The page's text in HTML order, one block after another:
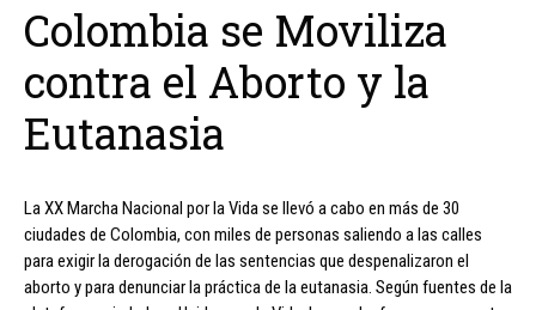
Colombia se Moviliza
contra el Aborto y la
Eutanasia
La XX Marcha Nacional por la Vida se llevó a cabo en más de 30
ciudades de Colombia, con miles de personas saliendo a las calles
para exigir la derogación de las sentencias que despenalizaron el
aborto y para denunciar la práctica de la eutanasia. Según fuentes de la